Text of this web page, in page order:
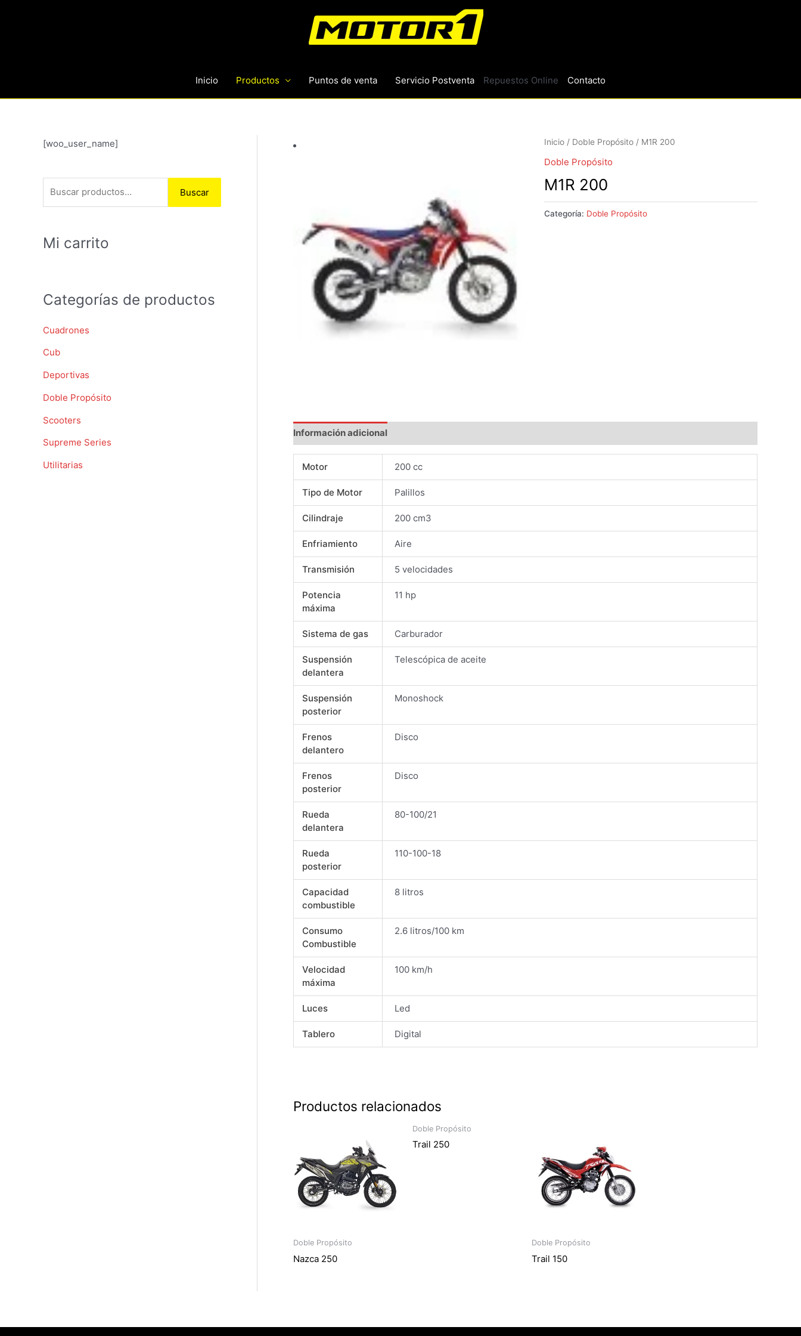
Inicio Productos Puntos de venta Servicio Postventa Repuestos Online Contacto
[woo_user_name]
B
s
p
:
Buscar
Mi carrito
Categorías de productos
Cuadrones
Cub
Deportivas
Doble Propósito
Scooters
Supreme Series
Utilitarias
Inicio/ Doble Propósito/ M1R 200
Doble Propósito
M1R 200
Categoría: Doble Propósito
Información adicional
Motor 200 cc
Tipo de Motor Palillos
Cilindraje 200 cm3
Enfriamiento Aire
Transmisión 5 velocidades
Potencia
máxima
11 hp
Sistema de gas Carburador
Suspensión
delantera
Telescópica de aceite
Suspensión
posterior
Monoshock
Frenos
delantero
Disco
Frenos
posterior
Disco
Rueda
delantera
80-100/21
Rueda
posterior
110-100-18
Capacidad
combustible
8 litros
Consumo
Combustible
2.6 litros/100 km
Velocidad
máxima
100 km/h
Luces Led
Tablero Digital
Productos relacionados
Doble Propósito
Nazca 250
Doble Propósito
Trail 250
Doble Propósito
Trail 150